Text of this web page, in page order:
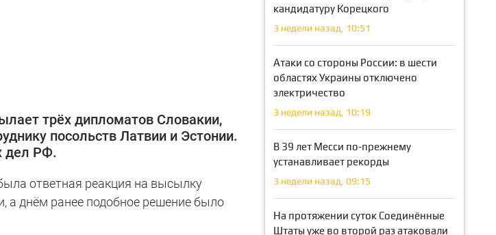
трёх дипломатов Словакии,
посольств Латвии и Эстонии.
дел РФ.
ответная реакция на высылку
а днём ранее подобное решение было
кандидатуру Корецкого
3 недели назад, 10:51
Атаки со стороны России: в шести
областях Украины отключено
электричество
3 недели назад, 10:19
В 39 лет Месси по-прежнему
устанавливает рекорды
3 недели назад, 09:15
На протяжении суток Соединённые
Штаты уже во второй раз атаковали